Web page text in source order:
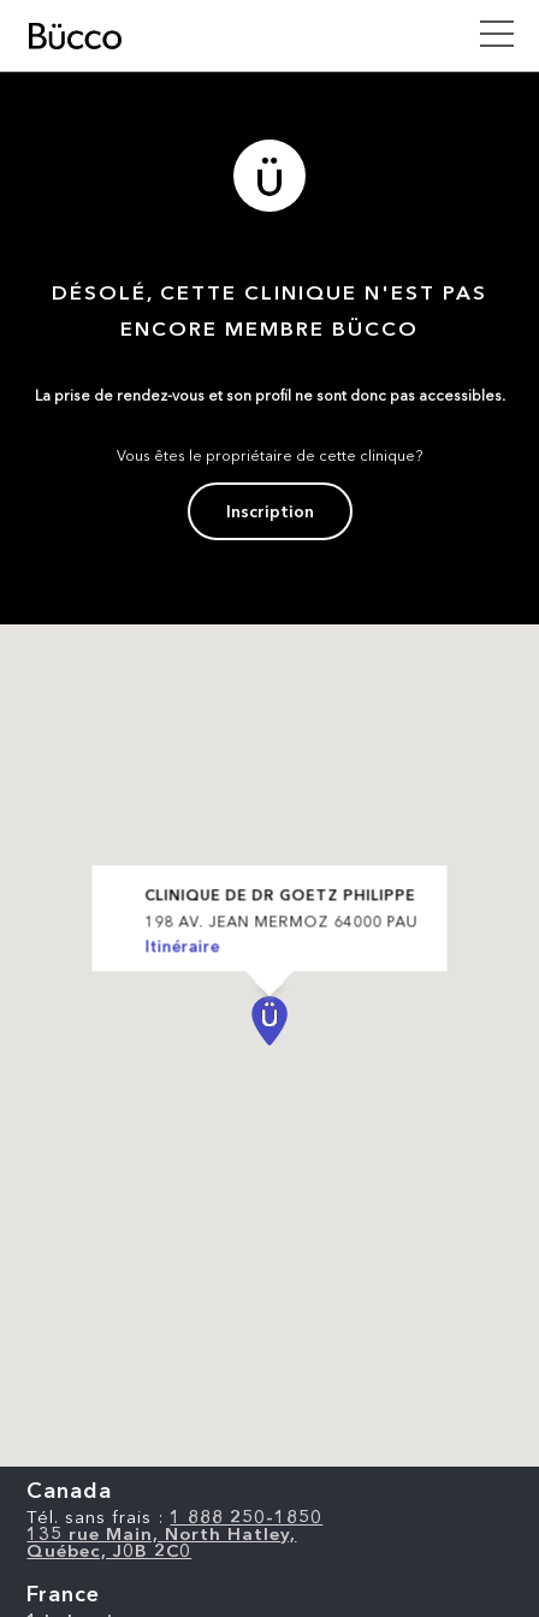
DÉSOLÉ, CETTE CLINIQUE N'EST PAS
ENCORE MEMBRE BÜCCO
La prise de rendez-vous et son profil ne sont donc pas accessibles.
Vous êtes le propriétaire de cette clinique?
Inscription
CLINIQUE DE DR GOETZ PHILIPPE
198 AV. JEAN MERMOZ 64000 PAU
Itinéraire
Canada
Tél. sans frais : 1 888 250-1850
135 rue Main, North Hatley,
Québec, J0B 2C0
France